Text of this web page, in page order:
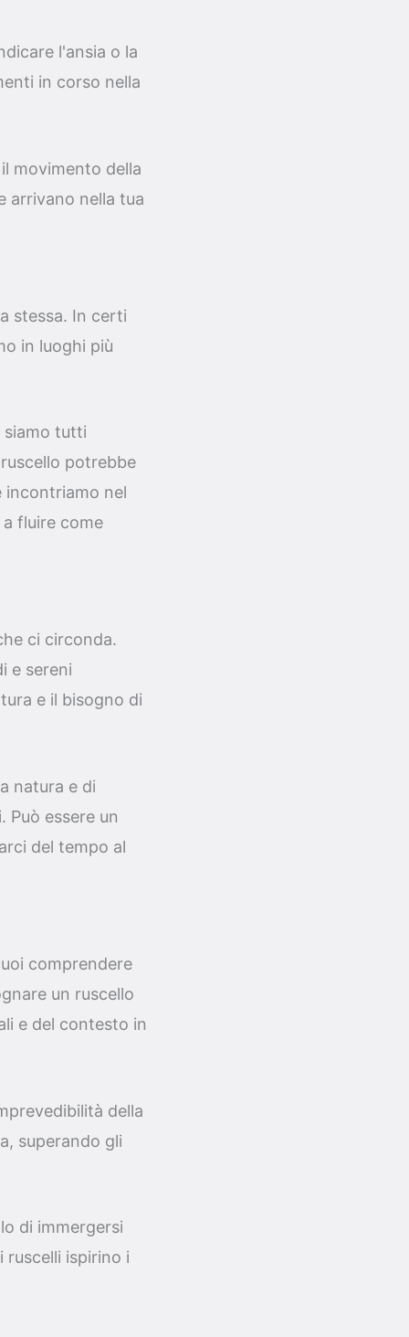
l'ansia o la
in corso nella
movimento della
arrivano nella tua
stessa. In certi
in luoghi più
siamo tutti
potrebbe
incontriamo nel
fluire come
ci circonda.
e sereni
e il bisogno di
natura e di
essere un
del tempo al
comprendere
un ruscello
e del contesto in
della
superando gli
di immergersi
ruscelli ispirino i